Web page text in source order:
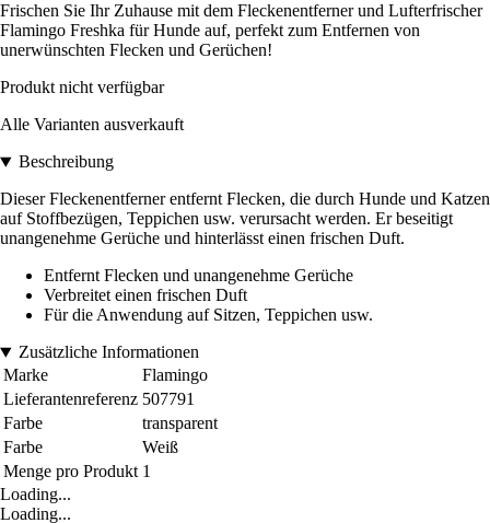
Frischen Sie Ihr Zuhause mit dem Fleckenentferner und Lufterfrischer
Flamingo Freshka für Hunde auf, perfekt zum Entfernen von
unerwünschten Flecken und Gerüchen!
Produkt nicht verfügbar
Alle Varianten ausverkauft
Beschreibung
Dieser Fleckenentferner entfernt Flecken, die durch Hunde und Katzen
auf Stoffbezügen, Teppichen usw. verursacht werden. Er beseitigt
unangenehme Gerüche und hinterlässt einen frischen Duft.
Entfernt Flecken und unangenehme Gerüche
Verbreitet einen frischen Duft
Für die Anwendung auf Sitzen, Teppichen usw.
Zusätzliche Informationen
Marke
Flamingo
Lieferantenreferenz 507791
Farbe
transparent
Farbe
Weiß
Menge pro Produkt 1
Loading...
Loading...